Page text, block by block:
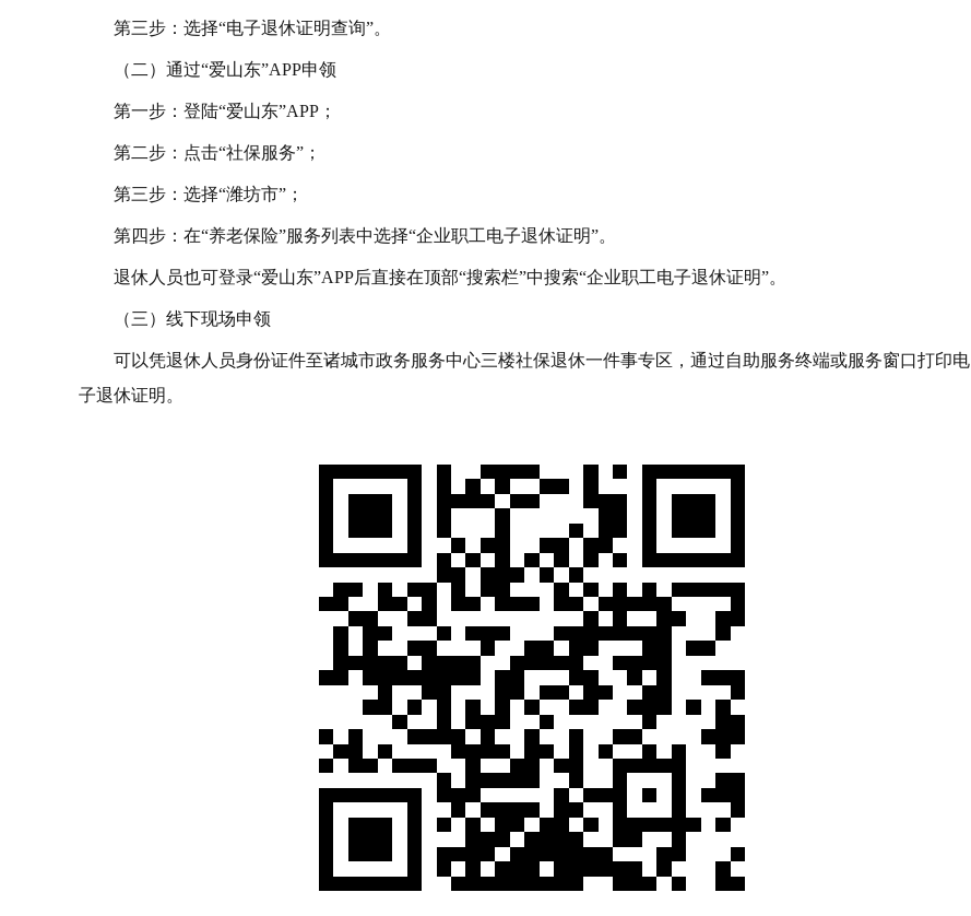
第三步：选择“电子退休证明查询”。
（二）通过“爱山东”APP申领
第一步：登陆“爱山东”APP；
第二步：点击“社保服务”；
第三步：选择“潍坊市”；
第四步：在“养老保险”服务列表中选择“企业职工电子退休证明”。
退休人员也可登录“爱山东”APP后直接在顶部“搜索栏”中搜索“企业职工电子退休证明”。
（三）线下现场申领
可以凭退休人员身份证件至诸城市政务服务中心三楼社保退休一件事专区，通过自助服务终端或服务窗口打印电
子退休证明。